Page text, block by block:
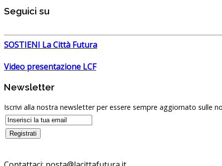
Seguici su
SOSTIENI La Città Futura
Video presentazione LCF
Newsletter
Iscrivi alla nostra newsletter per essere sempre aggiornato sulle